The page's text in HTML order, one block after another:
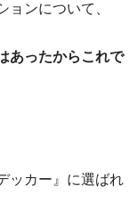
ンについて、
あったからこれで
ッカー』に選ばれ